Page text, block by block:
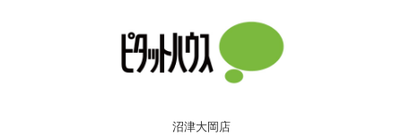
沼津大岡店